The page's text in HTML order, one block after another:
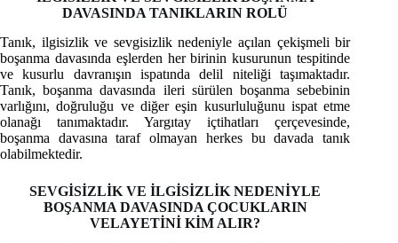
DAVASINDA TANIKLARIN ROLÜ
Tanık, ilgisizlik ve sevgisizlik nedeniyle açılan çekişmeli bir
boşanma davasında eşlerden her birinin kusurunun tespitinde
ve kusurlu davranışın ispatında delil niteliği taşımaktadır.
Tanık, boşanma davasında ileri sürülen boşanma sebebinin
varlığını, doğruluğu ve diğer eşin kusurluluğunu ispat etme
olanağı tanımaktadır. Yargıtay içtihatları çerçevesinde,
boşanma davasına taraf olmayan herkes bu davada tanık
olabilmektedir.
SEVGİSİZLİK VE İLGİSİZLİK NEDENİYLE
BOŞANMA DAVASINDA ÇOCUKLARIN
VELAYETİNİ KİM ALIR?